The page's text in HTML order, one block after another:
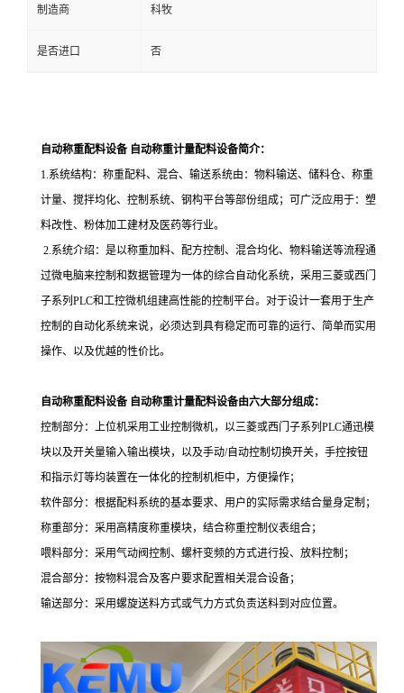
制造商 科牧
是否进口 否
自动称重配料设备 自动称重计量配料设备简介：
1.系统结构：称重配料、混合、输送系统由：物料输送、储料仓、称重
计量、搅拌均化、控制系统、钢构平台等部份组成；可广泛应用于：塑
料改性、粉体加工建材及医药等行业。
2.系统介绍：是以称重加料、配方控制、混合均化、物料输送等流程通
过微电脑来控制和数据管理为一体的综合自动化系统，采用三菱或西门
子系列PLC和工控微机组建高性能的控制平台。对于设计一套用于生产
控制的自动化系统来说，必须达到具有稳定而可靠的运行、简单而实用
操作、以及优越的性价比。
自动称重配料设备 自动称重计量配料设备由六大部分组成：
控制部分：上位机采用工业控制微机，以三菱或西门子系列PLC通迅模
块以及开关量输入输出模块，以及手动/自动控制切换开关，手控按钮
和指示灯等均装置在一体化的控制机柜中，方便操作；
软件部分：根据配料系统的基本要求、用户的实际需求结合量身定制；
称重部分：采用高精度称重模块，结合称重控制仪表组合；
喂料部分：采用气动阀控制、螺杆变频的方式进行投、放料控制；
混合部分：按物料混合及客户要求配置相关混合设备；
输送部分：采用螺旋送料方式或气力方式负责送料到对应位置。